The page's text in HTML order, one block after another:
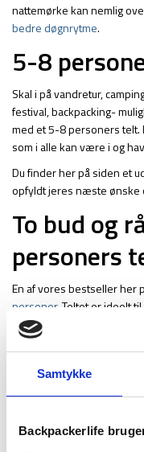
Samtykke
Backpackerlife
nattemørke kan nemlig
bedre døgnrytme.
5-8
Skal i på vandretur,
festival, backpacking-
med et 5-8 personers telt.
som i alle kan være i og
Du finder her på siden et
opfyldt jeres næste ønske
To bud og
personers
En af vores bestseller her
personer. Teltet er ideelt
lager er vandtæt op til
at den kan modstå hård
åbninger så der kan
nedsætter risikoen for fugt
Et andet bud på en af